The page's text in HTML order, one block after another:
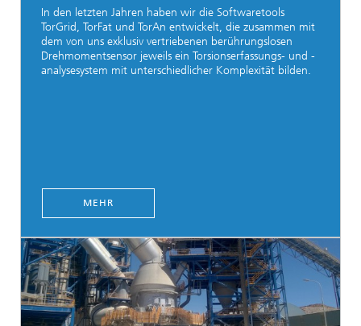
In den letzten Jahren haben wir die Softwaretools
TorGrid, TorFat und TorAn entwickelt, die zusammen mit
dem von uns exklusiv vertriebenen berührungslosen
Drehmomentsensor jeweils ein Torsionserfassungs- und -
analysesystem mit unterschiedlicher Komplexität bilden.
MEHR